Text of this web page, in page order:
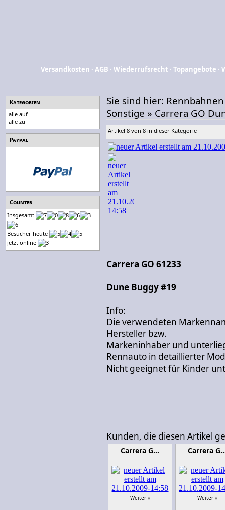
Versandkosten ·AGB ·Wiederrufsrecht ·Topangebote ·
Kategorien
alle auf
alle zu
Paypal
Counter
Insgesamt
Besucher heute
jetzt online
Sie sind hier: Rennbahnen
Sonstige » Carrera GO
Artikel 8 von 8 in dieser Kategorie
Carrera GO 61233
Dune Buggy #19
Info:
Die verwendeten
Hersteller bzw.
Markeninhaber und
Rennauto in detaillierter
Nicht geeignet für Kinder
Kunden, die diesen Artikel
Carrera G…
Weiter »
Carrera
Weiter »